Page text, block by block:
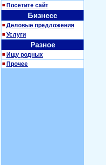
Посетите сайт
Бизнесс
Деловые предложения
Услуги
Разное
Ищу родных
Прочее